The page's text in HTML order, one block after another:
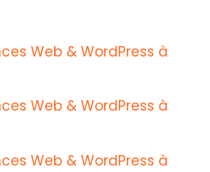
Web & WordPress à
Web & WordPress à
Web & WordPress à